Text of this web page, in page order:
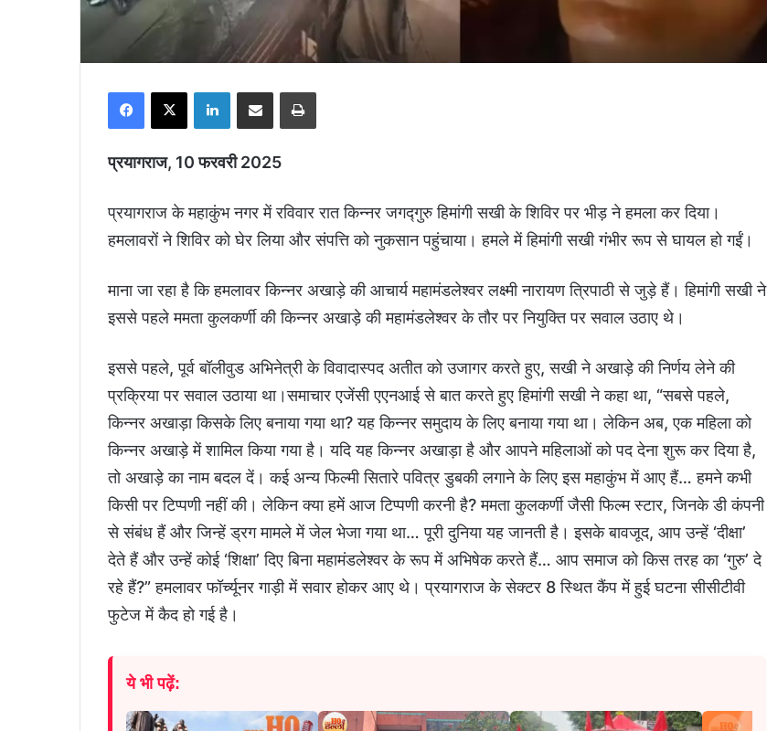
Facebook
X LinkedInShare via Email Print
प्रयागराज, 10 फरवरी 2025
प्रयागराज के महाकुंभ नगर में रविवार रात किन्नर जगद्गुरु हिमांगी सखी के शिविर पर भीड़ ने हमला कर दिया।
हमलावरों ने शिविर को घेर लिया और संपत्ति को नुकसान पहुंचाया। हमले में हिमांगी सखी गंभीर रूप से घायल हो गईं।
माना जा रहा है कि हमलावर किन्नर अखाड़े की आचार्य महामंडलेश्वर लक्ष्मी नारायण त्रिपाठी से जुड़े हैं। हिमांगी सखी ने
इससे पहले ममता कुलकर्णी की किन्नर अखाड़े की महामंडलेश्वर के तौर पर नियुक्ति पर सवाल उठाए थे।
इससे पहले, पूर्व बॉलीवुड अभिनेत्री के विवादास्पद अतीत को उजागर करते हुए, सखी ने अखाड़े की निर्णय लेने की
प्रक्रिया पर सवाल उठाया था।समाचार एजेंसी एएनआई से बात करते हुए हिमांगी सखी ने कहा था, “सबसे पहले,
किन्नर अखाड़ा किसके लिए बनाया गया था? यह किन्नर समुदाय के लिए बनाया गया था। लेकिन अब, एक महिला को
किन्नर अखाड़े में शामिल किया गया है। यदि यह किन्नर अखाड़ा है और आपने महिलाओं को पद देना शुरू कर दिया है,
तो अखाड़े का नाम बदल दें। कई अन्य फिल्मी सितारे पवित्र डुबकी लगाने के लिए इस महाकुंभ में आए हैं… हमने कभी
किसी पर टिप्पणी नहीं की। लेकिन क्या हमें आज टिप्पणी करनी है? ममता कुलकर्णी जैसी फिल्म स्टार, जिनके डी कंपनी
से संबंध हैं और जिन्हें ड्रग मामले में जेल भेजा गया था… पूरी दुनिया यह जानती है। इसके बावजूद, आप उन्हें ‘दीक्षा’
देते हैं और उन्हें कोई ‘शिक्षा’ दिए बिना महामंडलेश्वर के रूप में अभिषेक करते हैं… आप समाज को किस तरह का ‘गुरु’ दे
रहे हैं?” हमलावर फॉर्च्यूनर गाड़ी में सवार होकर आए थे। प्रयागराज के सेक्टर 8 स्थित कैंप में हुई घटना सीसीटीवी
फुटेज में कैद हो गई है।
ये भी पढ़ें: